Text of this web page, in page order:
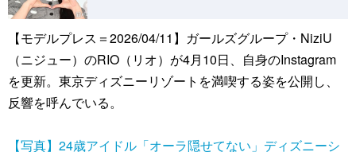
【モデルプレス＝2026/04/11】ガールズグループ・NiziU
（ニジュー）のRIO（リオ）が4月10日、自身のInstagram
を更新。東京ディズニーリゾートを満喫する姿を公開し、
反響を呼んでいる。
【写真】24歳アイドル「オーラ隠せてない」ディズニーシ